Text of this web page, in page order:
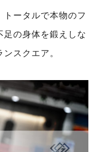
トータルで本物のフ
足の身体を鍛えしな
スクエア。